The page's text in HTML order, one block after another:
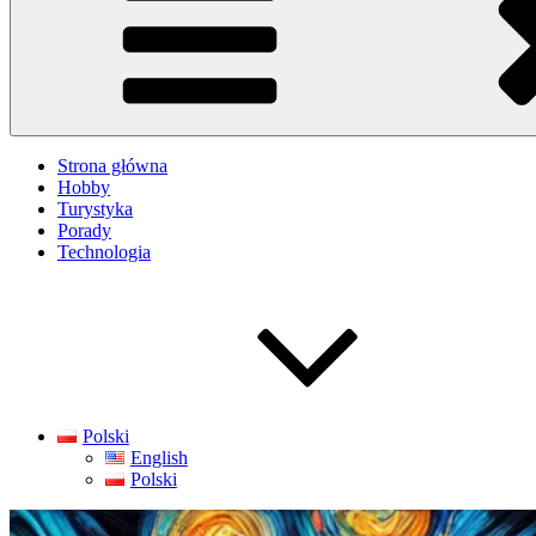
Strona główna
Hobby
Turystyka
Porady
Technologia
Polski
English
Polski